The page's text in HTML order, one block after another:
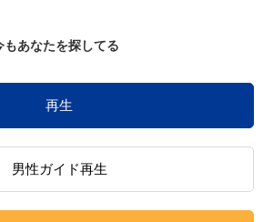
るご質問
の新曲・ランキングなど
ケ最新情報をチェック！
あなたを探してる
再生
男性ガイド再生